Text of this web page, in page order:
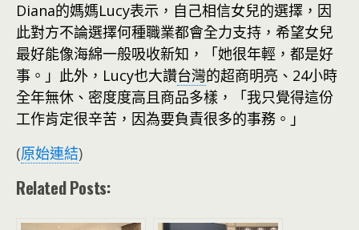
Diana的媽媽Lucy表示，自己相信女兒的選擇，因
此對方不論選擇何種職業都會全力支持，希望女兒
最好能像海綿一般吸收新知，「她很年輕，都是好
事。」此外，Lucy也大讚台灣的超商明亮、24小時
全年無休、密度度高且商品多樣，「我只覺得這份
工作肯定很辛苦，因為要負責很多的事務。」
(原始連結)
Related Posts: